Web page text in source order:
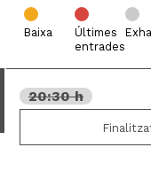
Baixa
Últimes
entrades
20:30 h